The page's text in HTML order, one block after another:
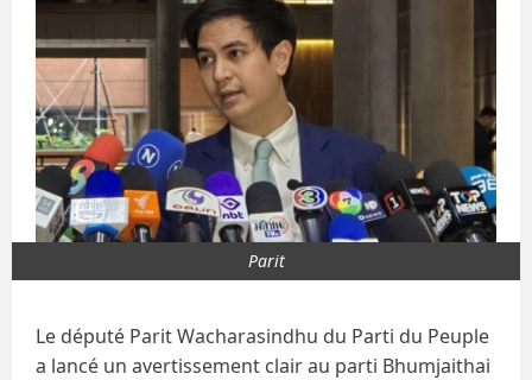
Parit
Le député Parit Wacharasindhu du Parti du Peuple
a lancé un avertissement clair au parti Bhumjaithai